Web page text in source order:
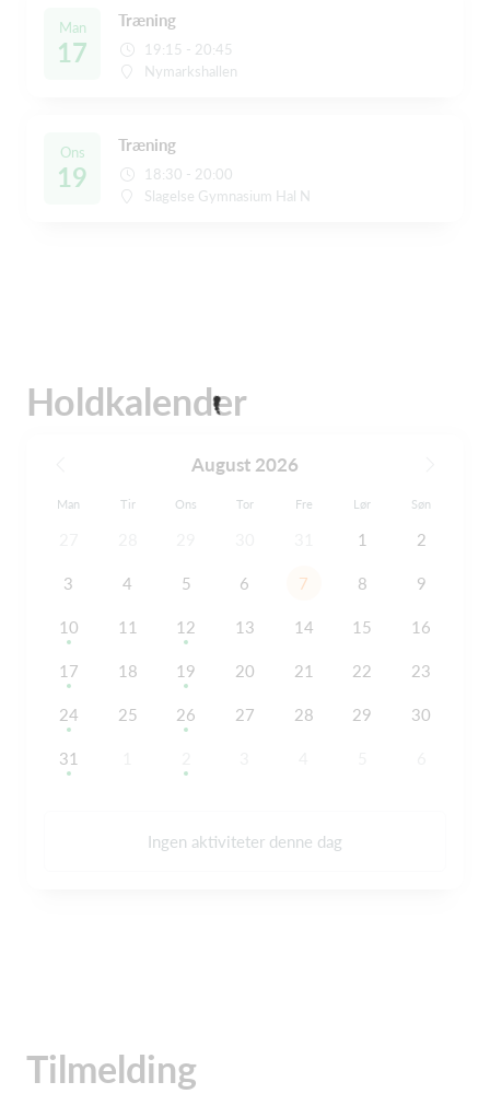
Man
17
Træning
19:15 - 20:45
Nymarkshallen
Ons
19
Træning
18:30 - 20:00
Slagelse Gymnasium Hal N
Holdkalender
August 2026
Man Tir Ons Tor Fre Lør Søn
1 2
3 4 5 6 7 8 9
10 11 12 13 14 15 16
17 18 19 20 21 22 23
24 25 26 27 28 29 30
31
Ingen aktiviteter denne dag
Tilmelding